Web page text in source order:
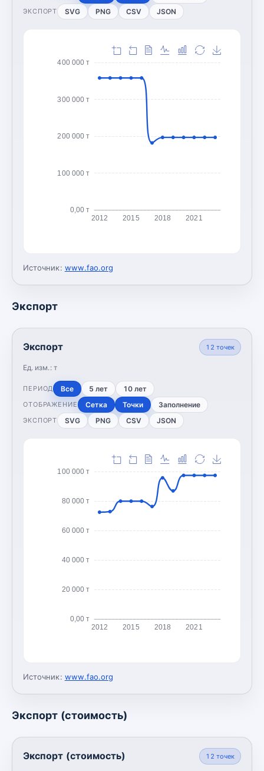
ЭКСПОРТ SVG PNG CSV JSON
0,00 т
100 000 т
200 000 т
300 000 т
400 000 т
2012 2015 2018 2021
Источник: www.fao.org
Экспорт
Экспорт
Ед. изм.: т
12 точек
ПЕРИОД Все 5 лет 10 лет
ОТОБРАЖЕНИЕ Сетка Точки Заполнение
ЭКСПОРТ SVG PNG CSV JSON
0,00 т
20 000 т
40 000 т
60 000 т
80 000 т
100 000 т
2012 2015 2018 2021
Источник: www.fao.org
Экспорт (стоимость)
Экспорт (стоимость) 12 точек